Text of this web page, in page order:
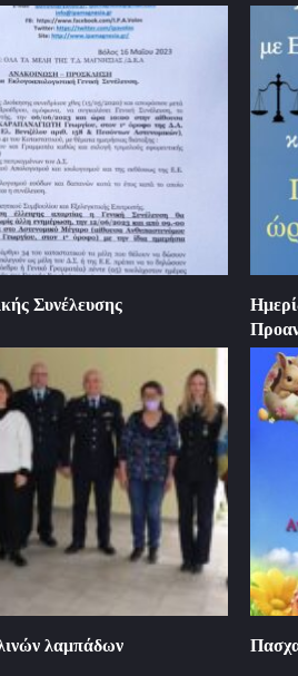
Συνέλευσης
λαμπάδων